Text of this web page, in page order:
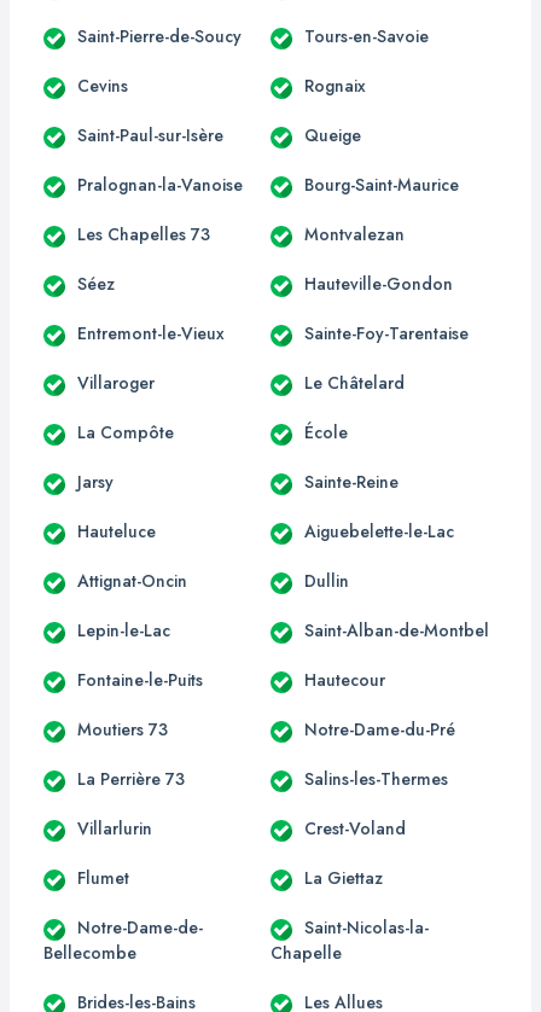
Saint-Pierre-de-Soucy Tours-en-Savoie
Cevins Rognaix
Saint-Paul-sur-Isère Queige
Pralognan-la-Vanoise Bourg-Saint-Maurice
Les Chapelles 73 Montvalezan
Séez Hauteville-Gondon
Entremont-le-Vieux Sainte-Foy-Tarentaise
Villaroger Le Châtelard
La Compôte École
Jarsy Sainte-Reine
Hauteluce Aiguebelette-le-Lac
Attignat-Oncin Dullin
Lepin-le-Lac Saint-Alban-de-Montbel
Fontaine-le-Puits Hautecour
Moutiers 73 Notre-Dame-du-Pré
La Perrière 73 Salins-les-Thermes
Villarlurin Crest-Voland
Flumet La Giettaz
Notre-Dame-de-
Bellecombe
Saint-Nicolas-la-
Chapelle
Brides-les-Bains Les Allues